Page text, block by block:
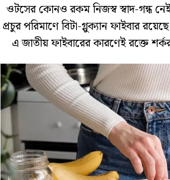
ওটসের কোনও রকম নিজস্ব স্বাদ-গন্ধ
প্রচুর পরিমাণে বিটা-গ্লুক্যান ফাইবার
এ জাতীয় ফাইবারের কারণেই রক্তে